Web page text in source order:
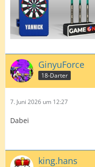
GinyuForce
18-Darter
7. Juni 2026 um 12:27
Dabei
king.hans